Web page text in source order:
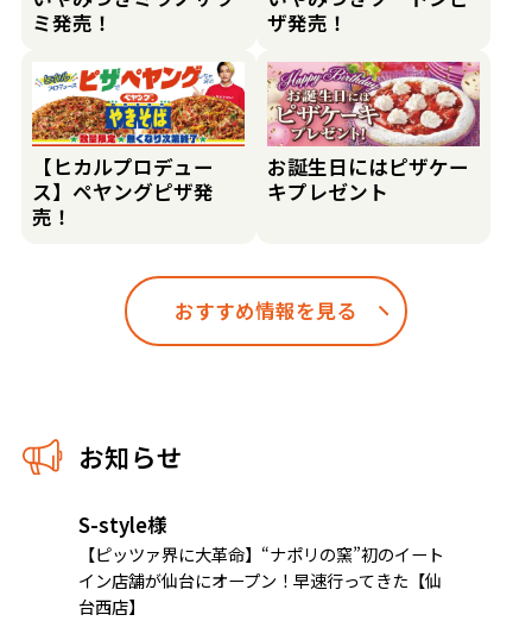
ミ発売！
ザ発売！
【ヒカルプロデュー
ス】ペヤングピザ発
売！
お誕生日にはピザケー
キプレゼント
おすすめ情報を見る
お知らせ
S-style様
【ピッツァ界に大革命】“ナポリの窯”初のイート
イン店舗が仙台にオープン！早速行ってきた【仙
台西店】